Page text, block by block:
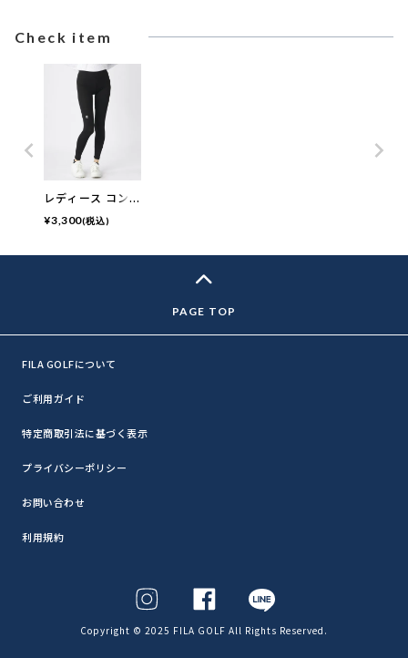
Check item
レディース コン
プレッションタイ
¥3,300(税込)
FILA GOLFについて
ご利用ガイド
特定商取引法に基づく表示
プライバシーポリシー
お問い合わせ
利用規約
Copyright © 2025 FILA GOLF All Rights Reserved.